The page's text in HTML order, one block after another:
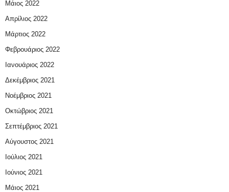
Μάιος 2022
Απρίλιος 2022
Μάρτιος 2022
Φεβρουάριος 2022
Ιανουάριος 2022
Δεκέμβριος 2021
Νοέμβριος 2021
Οκτώβριος 2021
Σεπτέμβριος 2021
Αύγουστος 2021
Ιούλιος 2021
Ιούνιος 2021
Μάιος 2021